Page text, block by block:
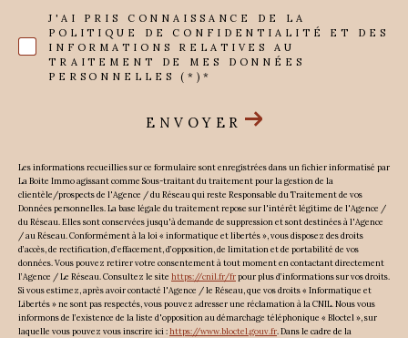
J'AI PRIS CONNAISSANCE DE LA
POLITIQUE DE CONFIDENTIALITÉ ET DES
INFORMATIONS RELATIVES AU
TRAITEMENT DE MES DONNÉES
PERSONNELLES (*)*
ENVOYER
Les informations recueillies sur ce formulaire sont enregistrées dans un fichier informatisé par
La Boite Immo agissant comme Sous-traitant du traitement pour la gestion de la
clientèle/prospects de l'Agence / du Réseau qui reste Responsable du Traitement de vos
Données personnelles. La base légale du traitement repose sur l'intérêt légitime de l'Agence /
du Réseau. Elles sont conservées jusqu'à demande de suppression et sont destinées à l'Agence
/ au Réseau. Conformément à la loi « informatique et libertés », vous disposez des droits
d’accès, de rectification, d’effacement, d’opposition, de limitation et de portabilité de vos
données. Vous pouvez retirer votre consentement à tout moment en contactant directement
l’Agence / Le Réseau. Consultez le site https://cnil.fr/frpour plus d’informations sur vos droits.
Si vous estimez, après avoir contacté l'Agence / le Réseau, que vos droits « Informatique et
Libertés » ne sont pas respectés, vous pouvez adresser une réclamation à la CNIL. Nous vous
informons de l’existence de la liste d'opposition au démarchage téléphonique « Bloctel », sur
laquelle vous pouvez vous inscrire ici :https://www.bloctel.gouv.fr . Dans le cadre de la